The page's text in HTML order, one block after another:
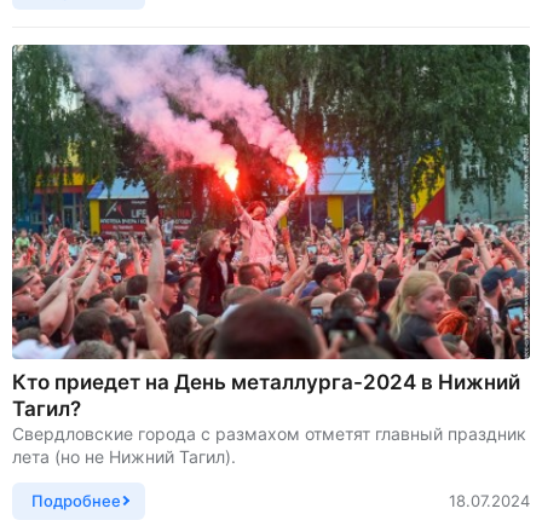
Кто приедет на День металлурга-2024 в Нижний
Тагил?
Свердловские города с размахом отметят главный праздник
лета (но не Нижний Тагил).
Подробнее 18.07.2024